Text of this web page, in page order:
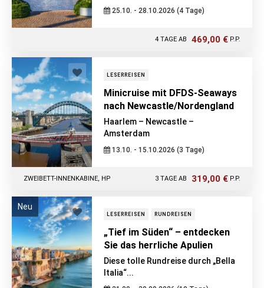
25.10. - 28.10.2026 (4 Tage)
4 TAGE AB 469,00 € P.P.
2-BETT-KABINE INNEN/ETAGENBETT + DZ, ÜF
LESERREISEN
Minicruise mit DFDS-Seaways
nach Newcastle/Nordengland
Haarlem – Newcastle –
Amsterdam
13.10. - 15.10.2026 (3 Tage)
3 TAGE AB 319,00 € P.P.
ZWEIBETT-INNENKABINE, HP
Neu
LESERREISEN RUNDREISEN
„Tief im Süden“ – entdecken
Sie das herrliche Apulien
Diese tolle Rundreise durch „Bella
Italia“...